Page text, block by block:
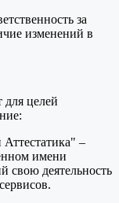
за
изменений в
целей
–
имени
свою деятельность